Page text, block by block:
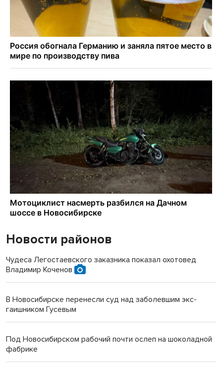
Новости районов
Чудеса Легостаевского заказника показал охотовед
Владимир Коченов
В Новосибирске перенесли суд над заболевшим экс-
гаишником Гусевым
Под Новосибирском рабочий почти ослеп на шоколадной
фабрике